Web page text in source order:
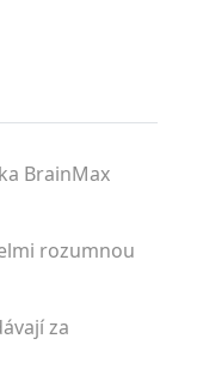
BrainMax
rozumnou
za